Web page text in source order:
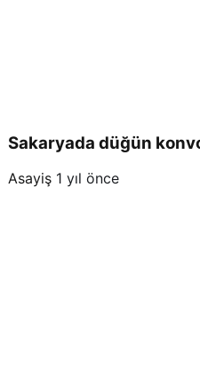
Sakaryada düğün
Asayiş 1 yıl önce